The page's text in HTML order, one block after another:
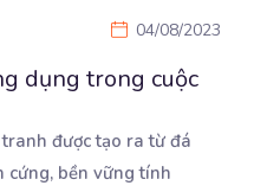
04/08/2023
dụng trong cuộc
được tạo ra từ đá
cứng, bền vững tính